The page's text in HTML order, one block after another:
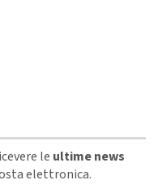
le ultime news
elettronica.